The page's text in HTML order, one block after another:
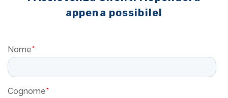
appena possibile!